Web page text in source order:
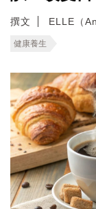
撰文 ELLE（
健康養生